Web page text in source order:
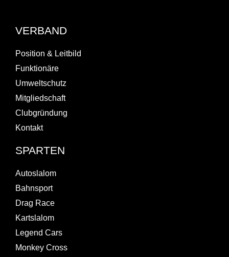
VERBAND
Position & Leitbild
Funktionäre
Umweltschutz
Mitgliedschaft
Clubgründung
Kontakt
SPARTEN
Autoslalom
Bahnsport
Drag Race
Kartslalom
Legend Cars
Monkey Cross